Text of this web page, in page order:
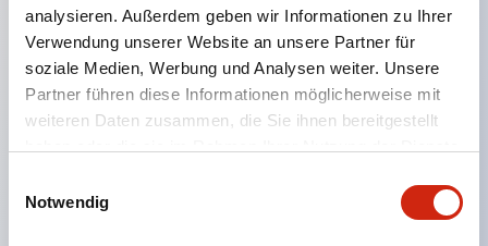
analysieren. Außerdem geben wir Informationen zu Ihrer
Verwendung unserer Website an unsere Partner für
soziale Medien, Werbung und Analysen weiter. Unsere
Partner führen diese Informationen möglicherweise mit
weiteren Daten zusammen, die Sie ihnen bereitgestellt
Notwendig
Ausgestattet mit HW-U-Kontaktblöcken, die eine
Finger-Schutzstruktur, Schraubklemmen und
Schutzart IP20 bieten.
LED-Lampen für Hochspannungstypen sind jetzt
verfügbar, und die Nennbetriebsspannung des
LED-Lampe (LSRD-Lampe), die mit nur einer